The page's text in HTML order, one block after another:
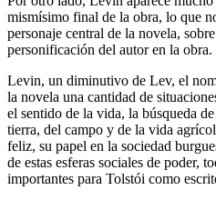
mismísimo final de la obra, lo que
personaje central de la novela,
personificación del autor en la obra.
Levin, un diminutivo de Lev, el
la novela una cantidad de
el sentido de la vida, la búsqueda
tierra, del campo y de la vida
feliz, su papel en la sociedad
de estas esferas sociales de poder,
importantes para Tolstói como